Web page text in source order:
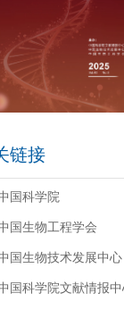
链接
国科学院
国生物工程学会
国生物技术发展中心
国科学院文献情报